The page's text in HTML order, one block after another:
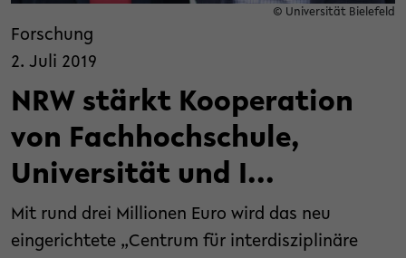
© Universität Bielefeld
Forschung
2. Juli 2019
NRW stärkt Kooperation
von Fachhochschule,
Universität und I...
Mit rund drei Millionen Euro wird das neu
eingerichtete „Centrum für interdisziplinäre